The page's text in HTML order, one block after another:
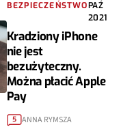
BEZPIECZEŃSTWOPAŹ
2021
Kradziony iPhone
nie jest
bezużyteczny.
Można płacić Apple
Pay
5 ANNA RYMSZA